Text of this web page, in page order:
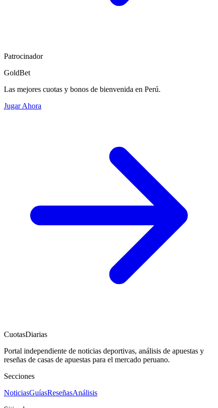
Patrocinador
GoldBet
Las mejores cuotas y bonos de bienvenida en Perú.
Jugar Ahora
CuotasDiarias
Portal independiente de noticias deportivas, análisis de apuestas y
reseñas de casas de apuestas para el mercado peruano.
Secciones
NoticiasGuíasReseñasAnálisis